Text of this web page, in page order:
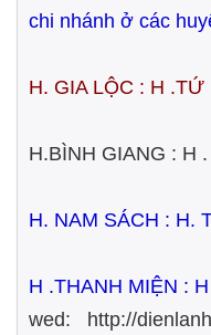
chi nhánh ở các
H. GIA LỘC : H
H.BÌNH GIANG : H
H. NAM SÁCH : H.
H .THANH MIỆN :
wed: http://